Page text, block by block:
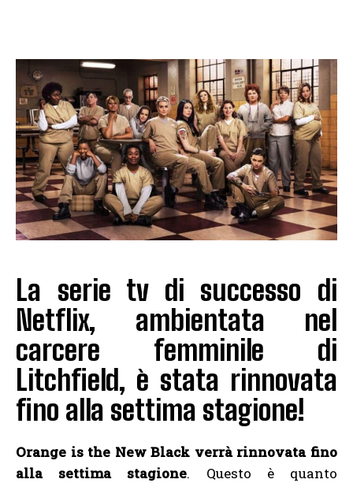
La serie tv di successo di
Netflix, ambientata nel
carcere femminile di
Litchfield, è stata rinnovata
fino alla settima stagione!
Orange is the New Black verrà rinnovata fino
alla settima stagione. Questo è quanto